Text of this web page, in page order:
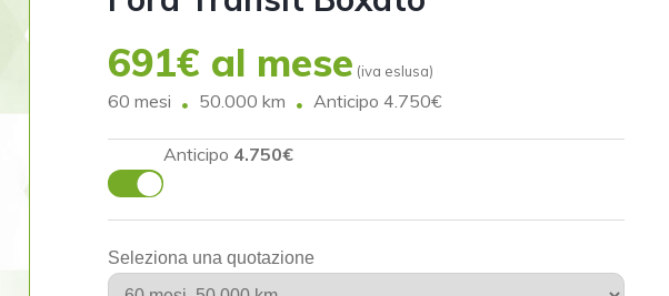
691€ al mese (iva eslusa)
60 mesi 50.000 km Anticipo 4.750€
Anticipo 4.750€
Seleziona una quotazione